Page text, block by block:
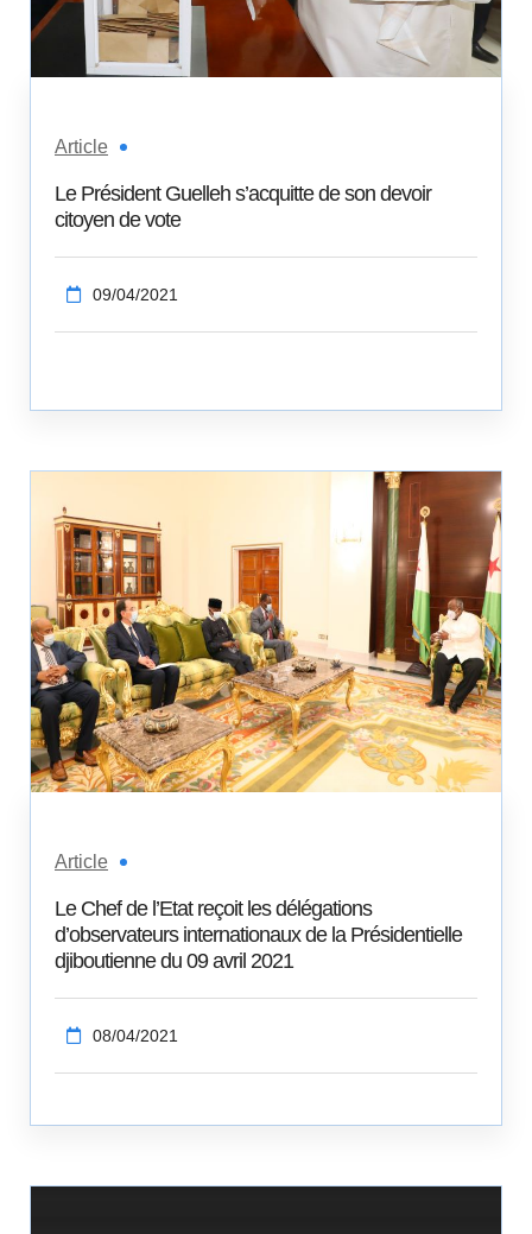
Article
Le Président Guelleh s’acquitte de son devoir
citoyen de vote
09/04/2021
Article
Le Chef de l’Etat reçoit les délégations
d’observateurs internationaux de la Présidentielle
djiboutienne du 09 avril 2021
08/04/2021